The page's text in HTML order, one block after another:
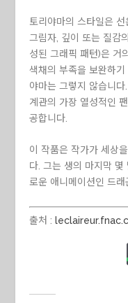
토리야마의 스타일은
그림자, 깊이 또는 질감
성된 그래픽 패턴)은 거
색채의 부족을 보완하
야마는 그렇지 않습니
계관의 가장 열성적인
공합니다.
이 작품은 작가가 세상
다. 그는 생의 마지막 몇
로운 애니메이션인 드
출처 :